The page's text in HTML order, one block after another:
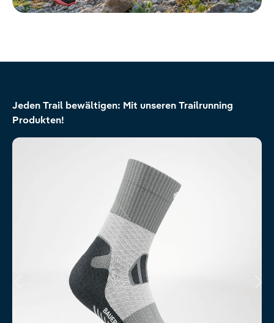
Produktgalerie überspringen
Jeden Trail bewältigen: Mit unseren Trailrunning
Produkten!